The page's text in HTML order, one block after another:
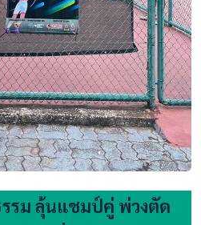
รม ลุ้นแชมป์คู่ พ่วงตัด